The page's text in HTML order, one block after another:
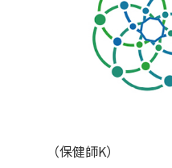
（保健師K）